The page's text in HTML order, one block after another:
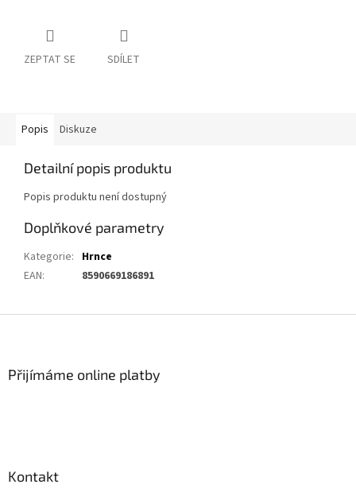
ZEPTAT SE SDÍLET
Popis Diskuze
Detailní popis produktu
Popis produktu není dostupný
Doplňkové parametry
Kategorie: Hrnce
EAN: 8590669186891
Přijímáme online platby
Kontakt